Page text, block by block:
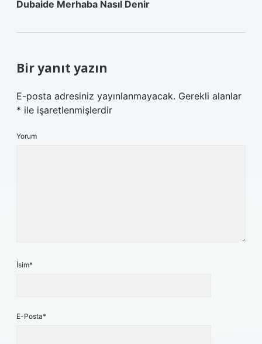
Dubaide Merhaba Nasıl Denir
Bir yanıt yazın
E-posta adresiniz yayınlanmayacak. Gerekli alanlar
* ile işaretlenmişlerdir
Yorum
İsim*
E-Posta*